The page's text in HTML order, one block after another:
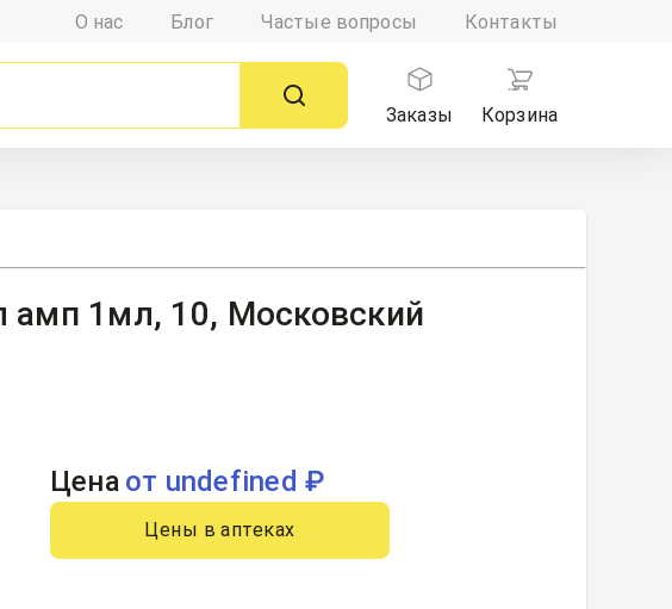
О нас Блог Частые вопросы Контакты
Заказы
Корзина
1мл, 10, Московский
Цена от undefined ₽
Цены в аптеках